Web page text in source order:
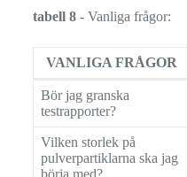
tabell 8- Vanliga frågor:
VANLIGA FRÅGOR
Bör jag granska
testrapporter?
Vilken storlek på
pulverpartiklarna ska jag